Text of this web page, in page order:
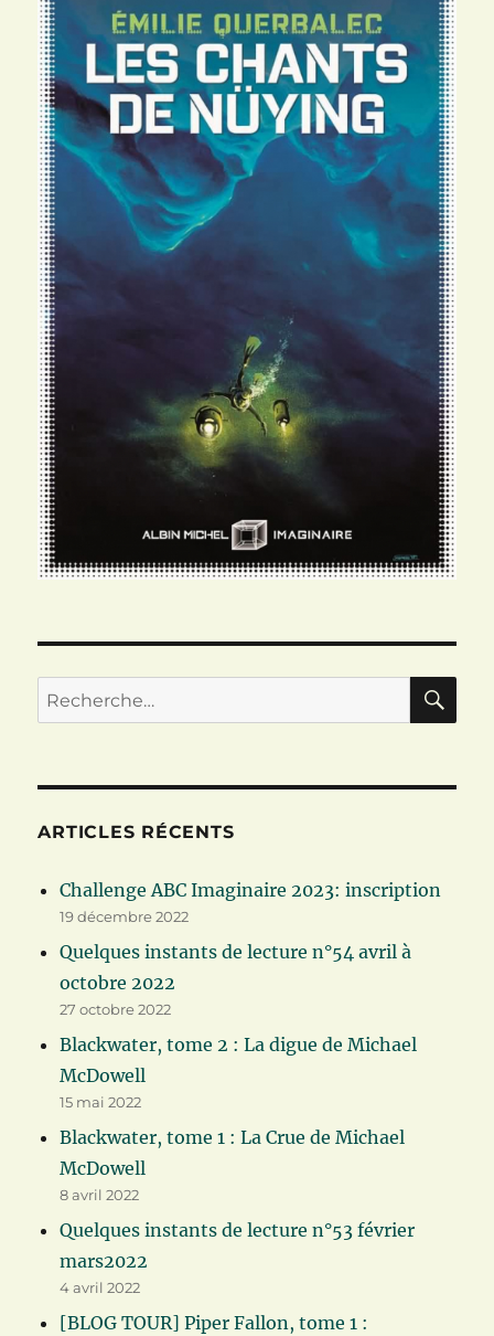
Recherche
pour :
ARTICLES RÉCENTS
Challenge ABC Imaginaire 2023: inscription
19 décembre 2022
Quelques instants de lecture n°54 avril à
octobre 2022
27 octobre 2022
Blackwater, tome 2 : La digue de Michael
McDowell
15 mai 2022
Blackwater, tome 1 : La Crue de Michael
McDowell
8 avril 2022
Quelques instants de lecture n°53 février
mars2022
4 avril 2022
[BLOG TOUR] Piper Fallon, tome 1 :